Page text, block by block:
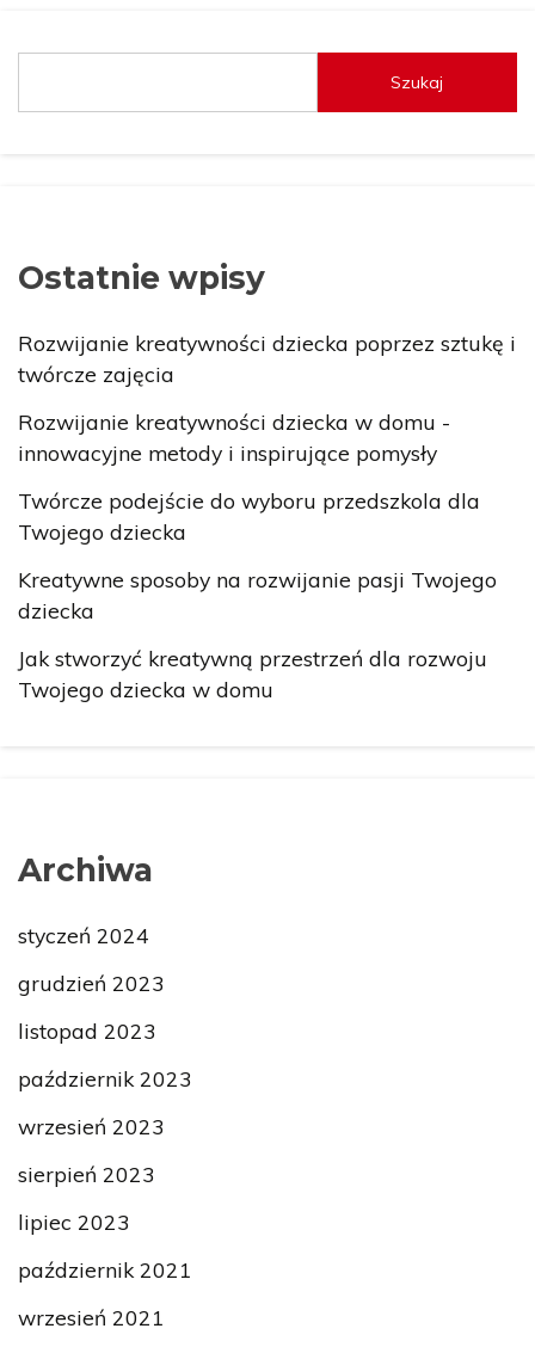
Szukaj
Ostatnie wpisy
Rozwijanie kreatywności dziecka poprzez sztukę i
twórcze zajęcia
Rozwijanie kreatywności dziecka w domu -
innowacyjne metody i inspirujące pomysły
Twórcze podejście do wyboru przedszkola dla
Twojego dziecka
Kreatywne sposoby na rozwijanie pasji Twojego
dziecka
Jak stworzyć kreatywną przestrzeń dla rozwoju
Twojego dziecka w domu
Archiwa
styczeń 2024
grudzień 2023
listopad 2023
październik 2023
wrzesień 2023
sierpień 2023
lipiec 2023
październik 2021
wrzesień 2021